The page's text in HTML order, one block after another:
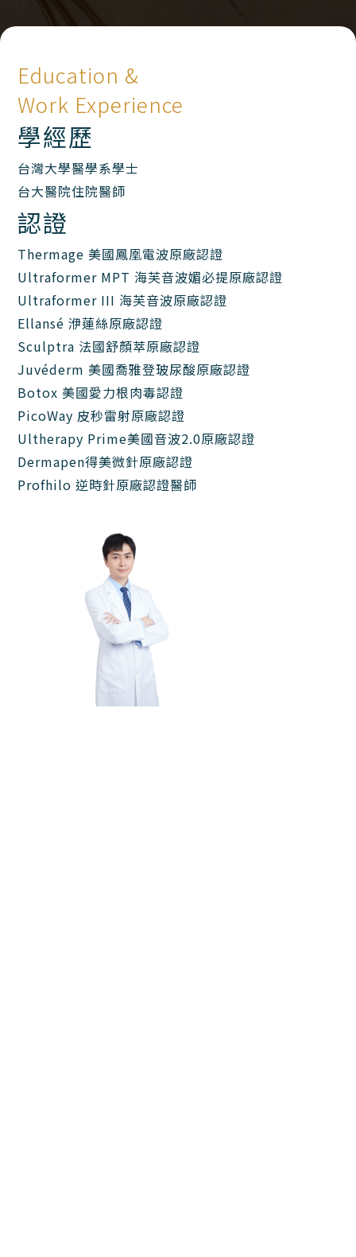
Education &
Work Experience
學經歷
台灣大學醫學系學士
台大醫院住院醫師
認證
Thermage 美國鳳凰電波原廠認證
Ultraformer MPT 海芙音波媚必提原廠認證
Ultraformer III 海芙音波原廠認證
Ellansé 洢蓮絲原廠認證
Sculptra 法國舒顏萃原廠認證
Juvéderm 美國喬雅登玻尿酸原廠認證
Botox 美國愛力根肉毒認證
PicoWay 皮秒雷射原廠認證
Ultherapy Prime美國音波2.0原廠認證
Dermapen得美微針原廠認證
Profhilo 逆時針原廠認證醫師